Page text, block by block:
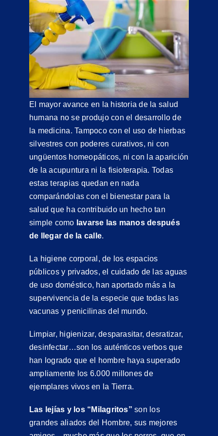
El mayor avance en la historia de la salud
humana no se produjo con el desarrollo de
la medicina. Tampoco con el uso de hierbas
silvestres con poderes curativos, ni con
ungüentos homeopáticos, ni con la aparición
de la acupuntura ni la fisioterapia. Todas
estas terapias quedan en nada
comparándolas con el bienestar para la
salud que ha contribuido un hecho tan
simple como lavarse las manos después
de llegar de la calle.
La higiene corporal, de los espacios
públicos y privados, el cuidado de las aguas
de uso doméstico, han aportado más a la
supervivencia de la especie que todas las
vacunas y penicilinas del mundo.
Limpiar, higienizar, desparasitar, desratizar,
desinfectar…son los auténticos verbos que
han logrado que el hombre haya superado
ampliamente los 6.000 millones de
ejemplares vivos en la Tierra.
Las lejías y los “Milagritos” son los
grandes aliados del Hombre, sus mejores